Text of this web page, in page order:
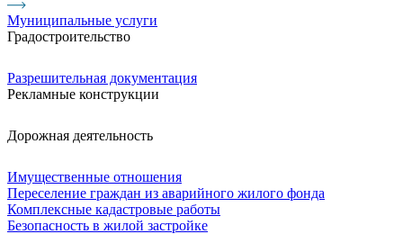
Муниципальные услуги
Градостроительство
Разрешительная документация
Рекламные конструкции
Дорожная деятельность
Имущественные отношения
Переселение граждан из аварийного жилого фонда
Комплексные кадастровые работы
Безопасность в жилой застройке